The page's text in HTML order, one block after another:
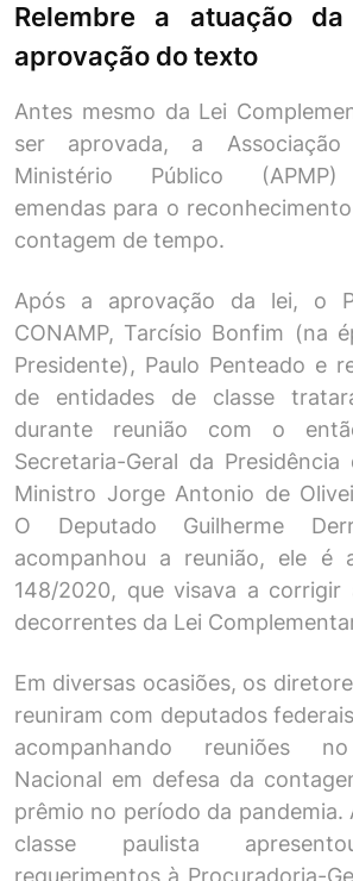
Relembre a atuação
aprovação do texto
Antes mesmo da Lei
ser aprovada, a
Ministério Público (APMP)
emendas para o
contagem de tempo.
Após a aprovação da lei, o
CONAMP, Tarcísio Bonfim (na
Presidente), Paulo Penteado e
de entidades de classe
durante reunião com o
Secretaria-Geral da Presidência
Ministro Jorge Antonio de
O Deputado Guilherme
acompanhou a reunião, ele é
148/2020, que visava a corrigir
decorrentes da Lei
Em diversas ocasiões, os
reuniram com deputados
acompanhando reuniões
Nacional em defesa da
prêmio no período da pandemia.
classe paulista